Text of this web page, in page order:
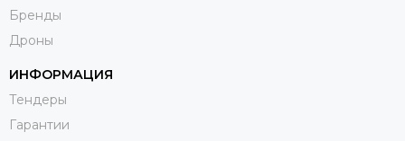
Бренды
Дроны
ИНФОРМАЦИЯ
Тендеры
Гарантии